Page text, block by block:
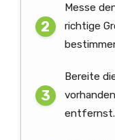
Messe
richtige
Bereite
entfernst.